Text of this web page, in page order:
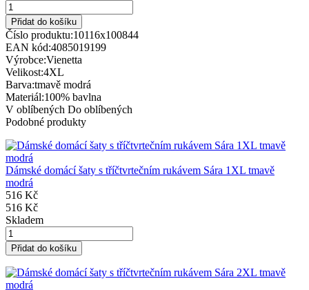
Přidat do košíku
Číslo produktu:10116x100844
EAN kód:4085019199
Výrobce:Vienetta
Velikost:4XL
Barva:tmavě modrá
Materiál:100% bavlna
V oblíbených Do oblíbených
Podobné produkty
Dámské domácí šaty s tříčtvrtečním rukávem Sára 1XL tmavě
modrá
516 Kč
516 Kč
Skladem
Přidat do košíku